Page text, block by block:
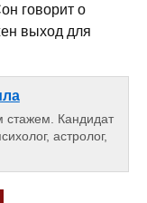
говорит о
выход для
стажем. Кандидат
астролог,